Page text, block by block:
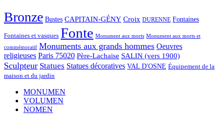
Bronze Bustes CAPITAIN-GÉNY Croix DURENNE Fontaines
Fontaines et vasques Fonte Monument aux morts Monument aux morts et
commémoratif Monuments aux grands hommes Oeuvres
religieuses Paris 75020 Père-Lachaise SALIN (vers 1900)
Sculpteur Statues Statues décoratives VAL D'OSNE Équipement de la
maison et du jardin
MONUMEN
VOLUMEN
NOMEN